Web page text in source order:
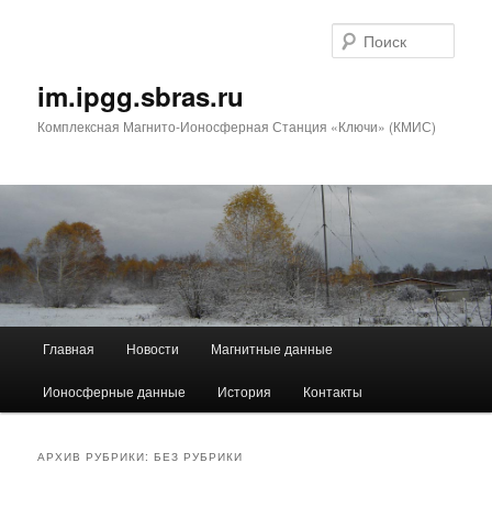
im.ipgg.sbras.ru
Комплексная Магнито-Ионосферная Станция «Ключи» (КМИС)
Перейти
к
Перейти
к
Главная Новости Магнитные данные
Ионосферные данные История Контакты
АРХИВ РУБРИКИ:БЕЗ РУБРИКИ